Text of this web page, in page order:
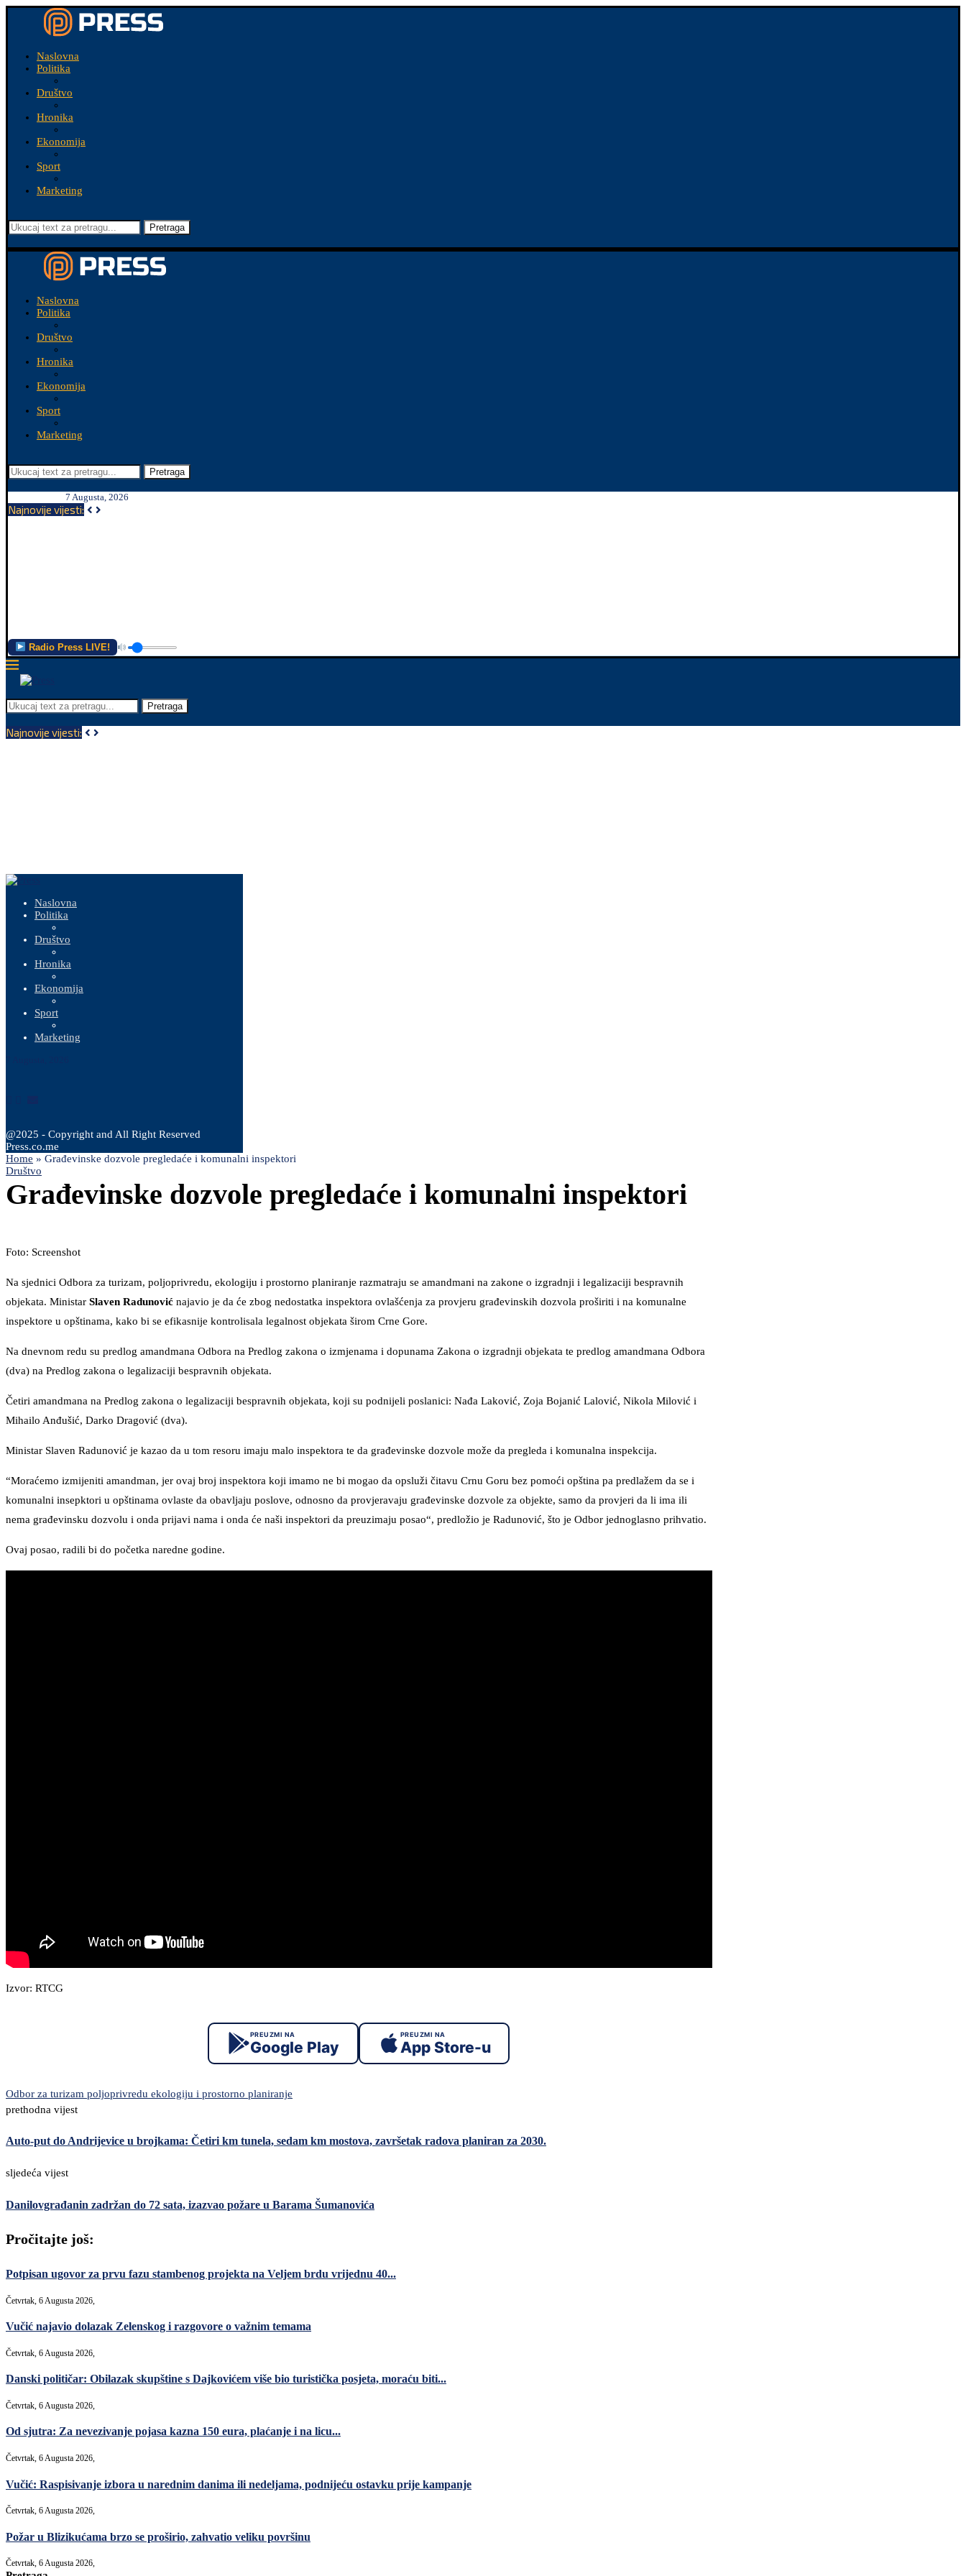
Naslovna
Politika
Društvo
Hronika
Ekonomija
Sport
Marketing
Pretraga
Naslovna
Politika
Društvo
Hronika
Ekonomija
Sport
Marketing
Pretraga
7 Augusta, 2026
Najnovije vijesti:
Radio Press LIVE!
Pretraga
Najnovije vijesti:
Naslovna
Politika
Društvo
Hronika
Ekonomija
Sport
Marketing
@2025 - Copyright and All Right Reserved
Press.co.me
Home » Građevinske dozvole pregledaće i komunalni inspektori
Društvo
Građevinske dozvole pregledaće i komunalni inspektori
Foto: Screenshot
Na sjednici Odbora za turizam, poljoprivredu, ekologiju i prostorno planiranje razmatraju se amandmani na zakone o izgradnji i legalizaciji bespravnih
objekata. Ministar Slaven Radunović najavio je da će zbog nedostatka inspektora ovlašćenja za provjeru građevinskih dozvola proširiti i na komunalne
inspektore u opštinama, kako bi se efikasnije kontrolisala legalnost objekata širom Crne Gore.
Na dnevnom redu su predlog amandmana Odbora na Predlog zakona o izmjenama i dopunama Zakona o izgradnji objekata te predlog amandmana Odbora
(dva) na Predlog zakona o legalizaciji bespravnih objekata.
Četiri amandmana na Predlog zakona o legalizaciji bespravnih objekata, koji su podnijeli poslanici: Nađa Laković, Zoja Bojanić Lalović, Nikola Milović i
Mihailo Anđušić, Darko Dragović (dva).
Ministar Slaven Radunović je kazao da u tom resoru imaju malo inspektora te da građevinske dozvole može da pregleda i komunalna inspekcija.
“Moraćemo izmijeniti amandman, jer ovaj broj inspektora koji imamo ne bi mogao da opsluži čitavu Crnu Goru bez pomoći opština pa predlažem da se i
komunalni insepktori u opštinama ovlaste da obavljaju poslove, odnosno da provjeravaju građevinske dozvole za objekte, samo da provjeri da li ima ili
nema građevinsku dozvolu i onda prijavi nama i onda će naši inspektori da preuzimaju posao“, predložio je Radunović, što je Odbor jednoglasno prihvatio.
Ovaj posao, radili bi do početka naredne godine.
Izvor: RTCG
PREUZMI NA
Google Play
PREUZMI NA
App Store-u
Odbor za turizam poljoprivredu ekologiju i prostorno planiranje
prethodna vijest
Auto-put do Andrijevice u brojkama: Četiri km tunela, sedam km mostova, završetak radova planiran za 2030.
sljedeća vijest
Danilovgrađanin zadržan do 72 sata, izazvao požare u Barama Šumanovića
Pročitajte još:
Potpisan ugovor za prvu fazu stambenog projekta na Veljem brdu vrijednu 40...
Četvrtak, 6 Augusta 2026,
Vučić najavio dolazak Zelenskog i razgovore o važnim temama
Četvrtak, 6 Augusta 2026,
Danski političar: Obilazak skupštine s Dajkovićem više bio turistička posjeta, moraću biti...
Četvrtak, 6 Augusta 2026,
Od sjutra: Za nevezivanje pojasa kazna 150 eura, plaćanje i na licu...
Četvrtak, 6 Augusta 2026,
Vučić: Raspisivanje izbora u narednim danima ili nedeljama, podnijeću ostavku prije kampanje
Četvrtak, 6 Augusta 2026,
Požar u Blizikućama brzo se proširio, zahvatio veliku površinu
Četvrtak, 6 Augusta 2026,